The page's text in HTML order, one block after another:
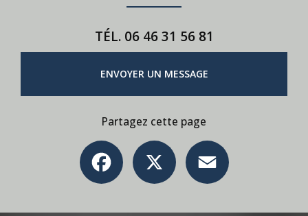
TÉL. 06 46 31 56 81
ENVOYER UN MESSAGE
Partagez cette page
Facebook